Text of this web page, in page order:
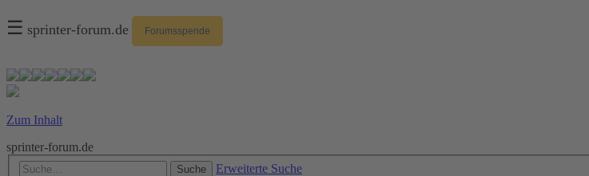
☰ sprinter-forum.de Forumsspende
Zum Inhalt
sprinter-forum.de
Suche Erweiterte Suche